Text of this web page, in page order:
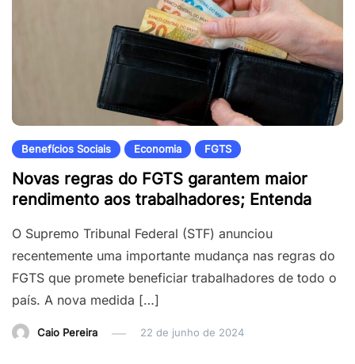
Benefícios Sociais Economia FGTS
Novas regras do FGTS garantem maior
rendimento aos trabalhadores; Entenda
O Supremo Tribunal Federal (STF) anunciou
recentemente uma importante mudança nas regras do
FGTS que promete beneficiar trabalhadores de todo o
país. A nova medida […]
Caio Pereira 22 de junho de 2024